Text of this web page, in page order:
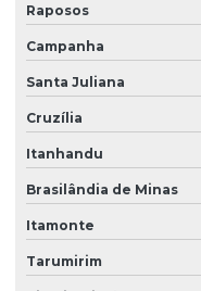
Raposos
Campanha
Santa Juliana
Cruzília
Itanhandu
Brasilândia de Minas
Itamonte
Tarumirim